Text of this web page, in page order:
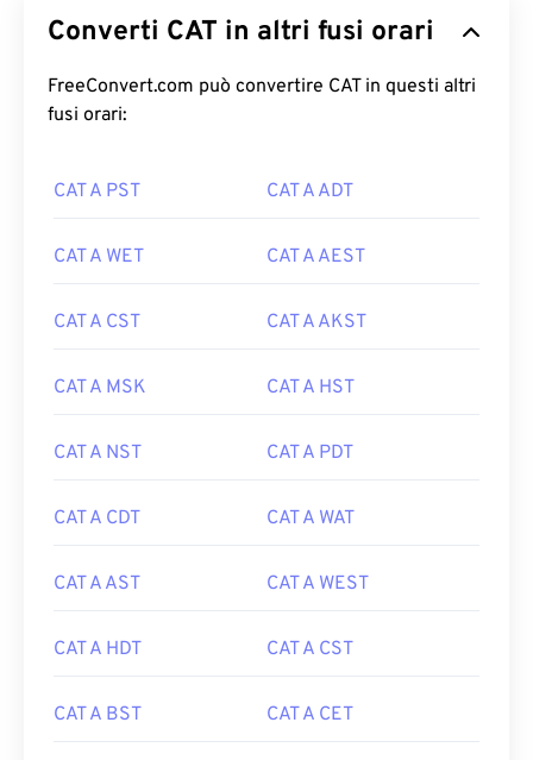
Converti CAT in altri fusi orari
FreeConvert.com può convertire CAT in questi altri
fusi orari:
CAT A PST CAT A ADT
CAT A WET CAT A AEST
CAT A CST CAT A AKST
CAT A MSK CAT A HST
CAT A NST CAT A PDT
CAT A CDT CAT A WAT
CAT A AST CAT A WEST
CAT A HDT CAT A CST
CAT A BST CAT A CET